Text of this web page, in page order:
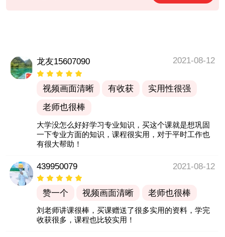
龙友15607090 2021-08-12
视频画面清晰 有收获
实用性很强
老师也很棒
大学没怎么好好学习专业知识，买这个课就是想巩固
一下专业方面的知识，课程很实用，对于平时工作也
有很大帮助！
439950079 2021-08-12
赞一个 视频画面清晰 老师也很棒
刘老师讲课很棒，买课赠送了很多实用的资料，学完
收获很多，课程也比较实用！